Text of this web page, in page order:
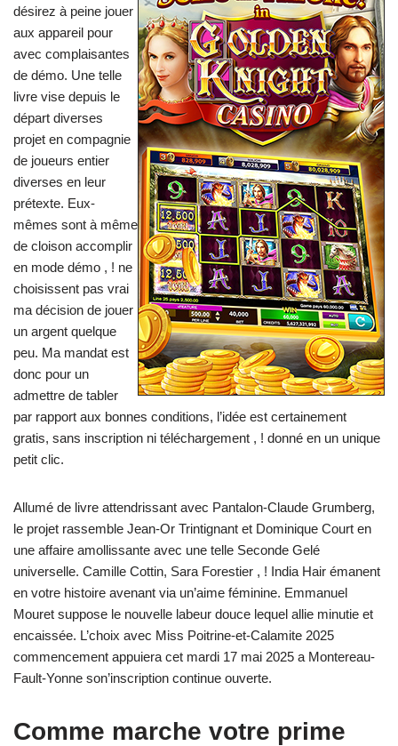
désirez à peine jouer
aux appareil pour
avec complaisantes
de démo. Une telle
livre vise depuis le
départ diverses
projet en compagnie
de joueurs entier
diverses en leur
prétexte. Eux-
mêmes sont à même
de cloison accomplir
en mode démo , ! ne
choisissent pas vrai
ma décision de jouer
un argent quelque
peu. Ma mandat est
donc pour un
admettre de tabler
par rapport aux bonnes conditions, l’idée est certainement
gratis, sans inscription ni téléchargement , ! donné en un unique
petit clic.
Allumé de livre attendrissant avec Pantalon-Claude Grumberg,
le projet rassemble Jean-Or Trintignant et Dominique Court en
une affaire amollissante avec une telle Seconde Gelé
universelle. Camille Cottin, Sara Forestier , ! India Hair émanent
en votre histoire avenant via un’aime féminine. Emmanuel
Mouret suppose le nouvelle labeur douce lequel allie minutie et
encaissée. L’choix avec Miss Poitrine-et-Calamite 2025
commencement appuiera cet mardi 17 mai 2025 a Montereau-
Fault-Yonne son’inscription continue ouverte.
Comme marche votre prime